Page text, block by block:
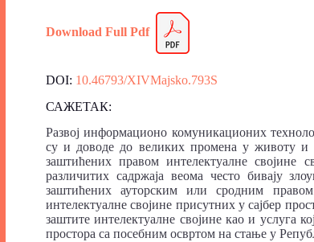
Download Full Pdf
DOI: 10.46793/XIVMajsko.793S
САЖЕТАК:
Развој информационо комуникационих
су и доводе до великих промена у животу и
заштићених правом интелектуалне својине
различитих садржаја веома често бивају
заштићених ауторским или сродним
интелектуалне својине присутних у сајбер
заштите интелектуалне својине као и услуга
простора са посебним освртом на стање у